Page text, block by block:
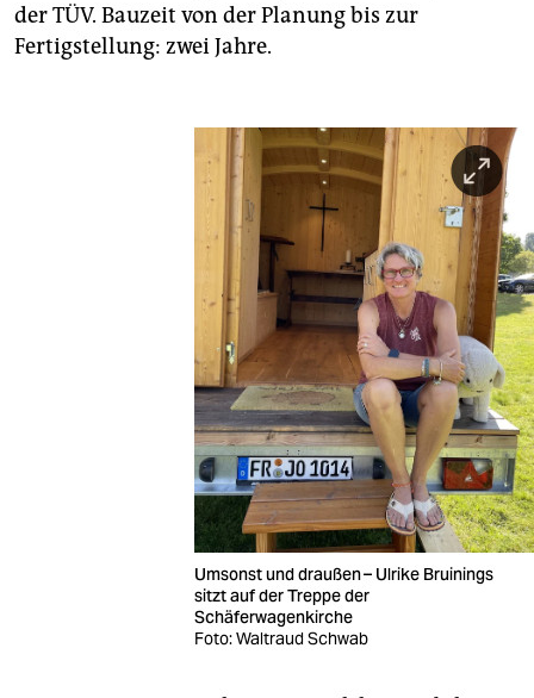
der TÜV. Bauzeit von der Planung bis zur
Fertigstellung: zwei Jahre.
Umsonst und draußen – Ulrike Bruinings
sitzt auf der Treppe der
Schäferwagenkirche
Foto: Waltraud Schwab